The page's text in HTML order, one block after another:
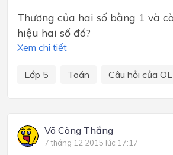
Thương của hai số bằng 1 và
hiệu hai số đó?
Xem chi tiết
Lớp 5 Toán Câu hỏi của
Võ Công Thắng
7 tháng 12 2015 lúc 17:17